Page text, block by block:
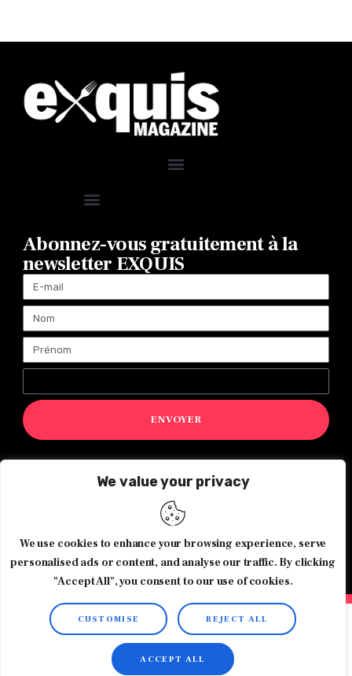
We value your privacy
We use cookies to enhance your browsing experience, serve
personalised ads or content, and analyse our traffic. By clicking
"Accept All", you consent to our use of cookies.
CUSTOMISE REJECT ALL
ACCEPT ALL
Abonnez-vous gratuitement à la
newsletter EXQUIS
ENVOYER
Magazine Exquis© 2026 Tous droits réservés -Made with ♥️
byAgence de communication JOUR J